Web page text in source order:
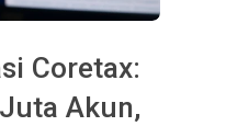
Coretax:
Akun,